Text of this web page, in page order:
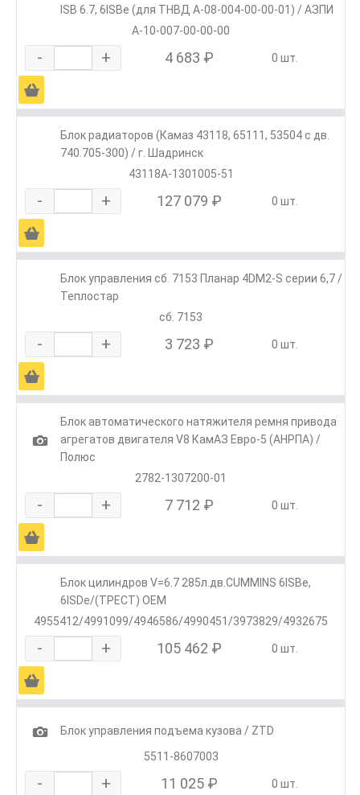
ISB 6.7, 6ISBe (для ТНВД А-08-004-00-00-01) / АЗПИ
А-10-007-00-00-00
- + 4 683 ₽ 0 шт.
Ä
Блок радиаторов (Камаз 43118, 65111, 53504 с дв.
740.705-300) / г. Шадринск
43118А-1301005-51
- + 127 079 ₽ 0 шт.
Ä
Блок управления сб. 7153 Планар 4DM2-S серии 6,7 /
Теплостар
сб. 7153
- + 3 723 ₽ 0 шт.
Ä
1
Блок автоматического натяжителя ремня привода
агрегатов двигателя V8 КамАЗ Евро-5 (АНРПА) /
Полюс
2782-1307200-01
- + 7 712 ₽ 0 шт.
Ä
Блок цилиндров V=6.7 285л.дв.CUMMINS 6ISBe,
6ISDe/(ТРЕСТ) OEM
4955412/4991099/4946586/4990451/3973829/4932675
- + 105 462 ₽ 0 шт.
Ä
1
Блок управления подъема кузова / ZTD
5511-8607003
- + 11 025 ₽ 0 шт.